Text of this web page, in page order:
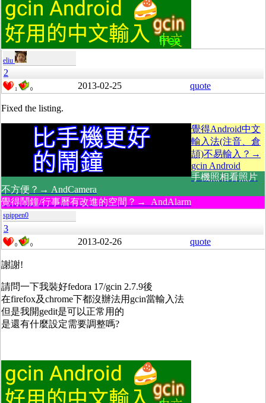
eliu
2
1 0 2013-02-25 quote
Fixed the listing.
覺得Android中文
輸入法(注音、倉
頡)不易輸入？→
gcin Android
手機照相看照片
不方便？→ AndCamera
覺得鬧鐘/行事曆有改進的空間？→ AndAlarm
spippen0
3
0 0 2013-02-26 quote
謝謝!
請問一下我裝好fedora 17/gcin 2.7.9後
在firefox及chrome下都沒辦法用gcin當輸入法
但是我開gedit是可以正常用的
是還有什麼設定需要調整嗎?